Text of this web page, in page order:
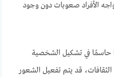
الأفراد صعوبات دون وجود
حاسمًا في تشكيل الشخصية
قد يتم تفعيل الشعور